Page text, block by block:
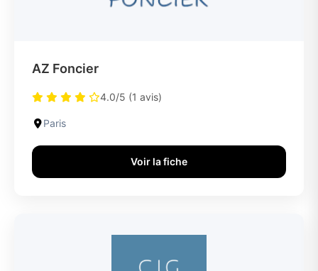
AZ Foncier
4.0/5 (1 avis)
Paris
Voir la fiche